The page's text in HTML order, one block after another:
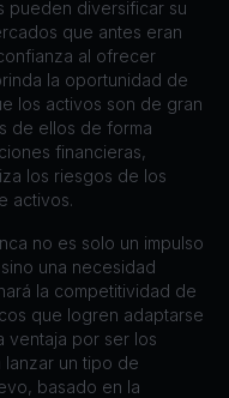
pueden diversificar su
que antes eran
al ofrecer
la oportunidad de
los activos son de gran
de ellos de forma
financieras,
los riesgos de los
activos.
no es solo un impulso
una necesidad
la competitividad de
que logren adaptarse
ventaja por ser los
lanzar un tipo de
basado en la